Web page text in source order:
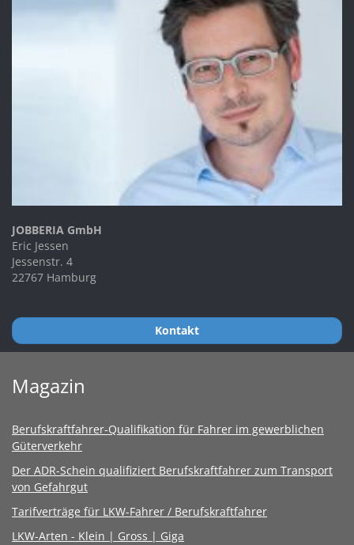
JOBBERIA GmbH
Eric Jessen
Jessenstr. 4
22767 Hamburg
Kontakt
Magazin
Berufskraftfahrer-Qualifikation für Fahrer im gewerblichen
Güterverkehr
Der ADR-Schein qualifiziert Berufskraftfahrer zum Transport
von Gefahrgut
Tarifverträge für LKW-Fahrer / Berufskraftfahrer
LKW-Arten - Klein | Gross | Giga